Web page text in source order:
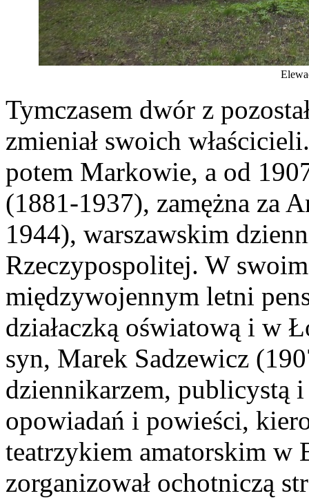
Tymczasem dwór z
zmieniał swoich
potem Markowie, a od
(1881-1937), zamężna za
1944), warszawskim
Rzeczypospolitej. W
międzywojennym letni
działaczką oświatową i w
syn, Marek Sadzewicz
dziennikarzem, publicystą
opowiadań i powieści,
teatrzykiem amatorskim w
zorganizował ochotniczą